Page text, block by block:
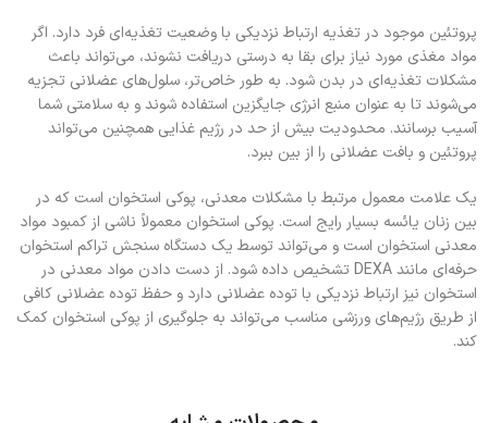
پروتئین موجود در تغذیه ارتباط نزدیکی با وضعیت تغذیه‌ای فرد دارد. اگر
مواد مغذی مورد نیاز برای بقا به درستی دریافت نشوند، می‌تواند باعث
مشکلات تغذیه‌ای در بدن شود. به طور خاص‌تر، سلول‌های عضلانی تجزیه
می‌شوند تا به عنوان منبع انرژی جایگزین استفاده شوند و به سلامتی شما
آسیب برسانند. محدودیت بیش از حد در رژیم غذایی همچنین می‌تواند
پروتئین و بافت عضلانی را از بین ببرد.
یک علامت معمول مرتبط با مشکلات معدنی، پوکی استخوان است که در
بین زنان یائسه بسیار رایج است. پوکی استخوان معمولاً ناشی از کمبود مواد
معدنی استخوان است و می‌تواند توسط یک دستگاه سنجش تراکم استخوان
حرفه‌ای مانند DEXA تشخیص داده شود. از دست دادن مواد معدنی در
استخوان نیز ارتباط نزدیکی با توده عضلانی دارد و حفظ توده عضلانی کافی
از طریق رژیم‌های ورزشی مناسب می‌تواند به جلوگیری از پوکی استخوان کمک
کند.